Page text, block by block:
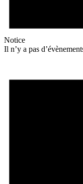
Notice
Il n’y a pas